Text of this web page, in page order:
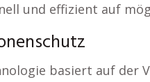
und effizient auf
basiert auf der